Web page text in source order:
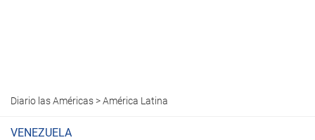
Diario las Américas>América Latina
VENEZUELA